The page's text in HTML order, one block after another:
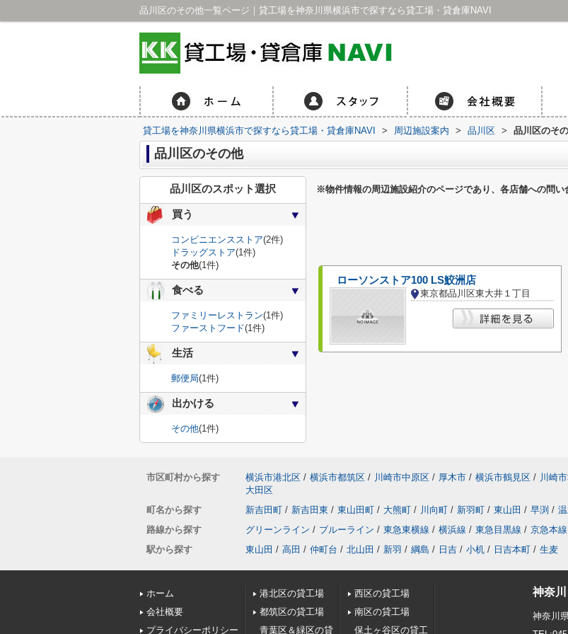
品川区のその他一覧ページ｜貸工場を神奈川県横浜市で探すなら貸工場・貸倉庫NAVI
貸工場を神奈川県横浜市で探すなら貸工場・貸倉庫NAVI > 周辺施設案内 > 品川区 > 品川区のそ
品川区のその他
※物件情報の周辺施設紹介のページであり、各店舗への問い
ローソンストア100 LS鮫洲店
東京都品川区東大井１丁目
品川区のスポット選択
買う
コンビニエンスストア(2件)
ドラッグストア(1件)
その他(1件)
食べる
ファミリーレストラン(1件)
ファーストフード(1件)
生活
郵便局(1件)
出かける
その他(1件)
市区町村から探す 横浜市港北区 / 横浜市都筑区 / 川崎市中原区 / 厚木市 / 横浜市鶴見区 / 川崎
大田区
町名から探す
新吉田町 / 新吉田東 / 東山田町 / 大熊町 / 川向町 / 新羽町 / 東山田 / 早渕 /
路線から探す
グリーンライン / ブルーライン / 東急東横線 / 横浜線 / 東急目黒線 / 京急本線
駅から探す
東山田 / 高田 / 仲町台 / 北山田 / 新羽 / 綱島 / 日吉 / 小机 / 日吉本町 / 生麦
ホーム
会社概要
プライバシーポリシー
港北区の貸工場
都筑区の貸工場
青葉区＆緑区の貸
西区の貸工場
南区の貸工場
保土ヶ谷区の貸工
神奈
神奈川